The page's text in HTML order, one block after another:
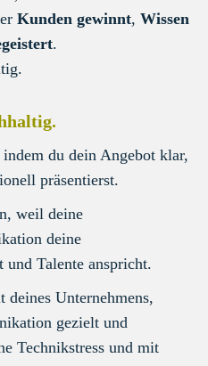
Kunden gewinnt, Wissen
.
du dein Angebot klar,
präsentierst.
weil deine
deine
und Talente anspricht.
deines Unternehmens,
gezielt und
Technikstress und mit